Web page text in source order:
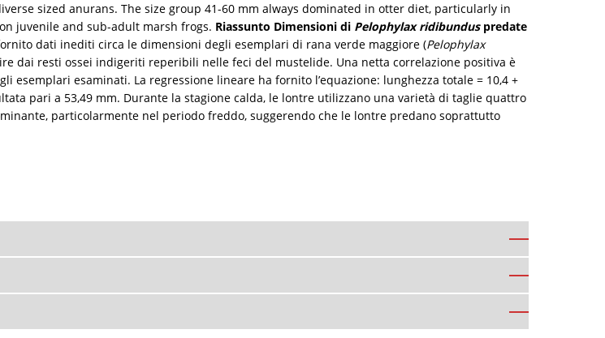
sized anurans. The size group 41-60 mm always dominated in otter diet, particularly in
juvenile and sub-adult marsh frogs. Riassunto Dimensioni di Pelophylax ridibunduspredate
dati inediti circa le dimensioni degli esemplari di rana verde maggiore (Pelophylax
dai resti ossei indigeriti reperibili nelle feci del mustelide. Una netta correlazione positiva è
esaminati. La regressione lineare ha fornito l’equazione: lunghezza totale = 10,4 +
pari a 53,49 mm. Durante la stagione calda, le lontre utilizzano una varietà di taglie quattro
particolarmente nel periodo freddo, suggerendo che le lontre predano soprattutto